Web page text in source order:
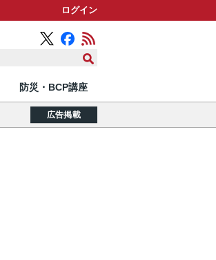
ログイン
防災・BCP講座
広告掲載